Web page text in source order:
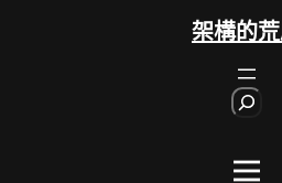
架構的